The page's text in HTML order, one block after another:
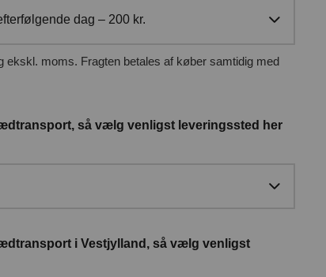
dag – 200 kr.
af køber samtidig med
så vælg venligst leveringssted her
i Vestjylland, så vælg venligst